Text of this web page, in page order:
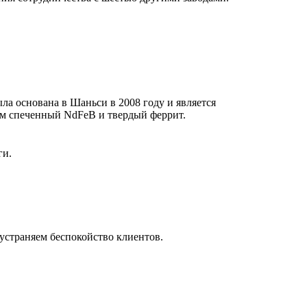
основана в Шаньси в 2008 году и является
спеченный NdFeB и твердый феррит.
беспокойство клиентов.